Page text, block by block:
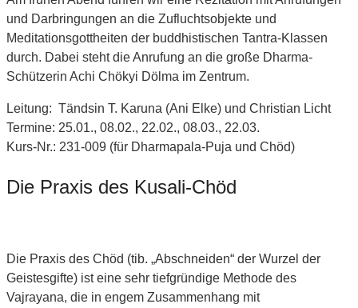
und Darbringungen an die Zufluchtsobjekte und
Meditationsgottheiten der buddhistischen Tantra-Klassen
durch. Dabei steht die Anrufung an die große Dharma-
Schützerin Achi Chökyi Dölma im Zentrum.
Leitung: Tändsin T. Karuna (Ani Elke) und Christian Licht
Termine: 25.01., 08.02., 22.02., 08.03., 22.03.
Kurs-Nr.: 231-009 (für Dharmapala-Puja und Chöd)
Die Praxis des Kusali-Chöd
Die Praxis des Chöd (tib. „Abschneiden“ der Wurzel der
Geistesgifte) ist eine sehr tiefgründige Methode des
Vajrayana, die in engem Zusammenhang mit